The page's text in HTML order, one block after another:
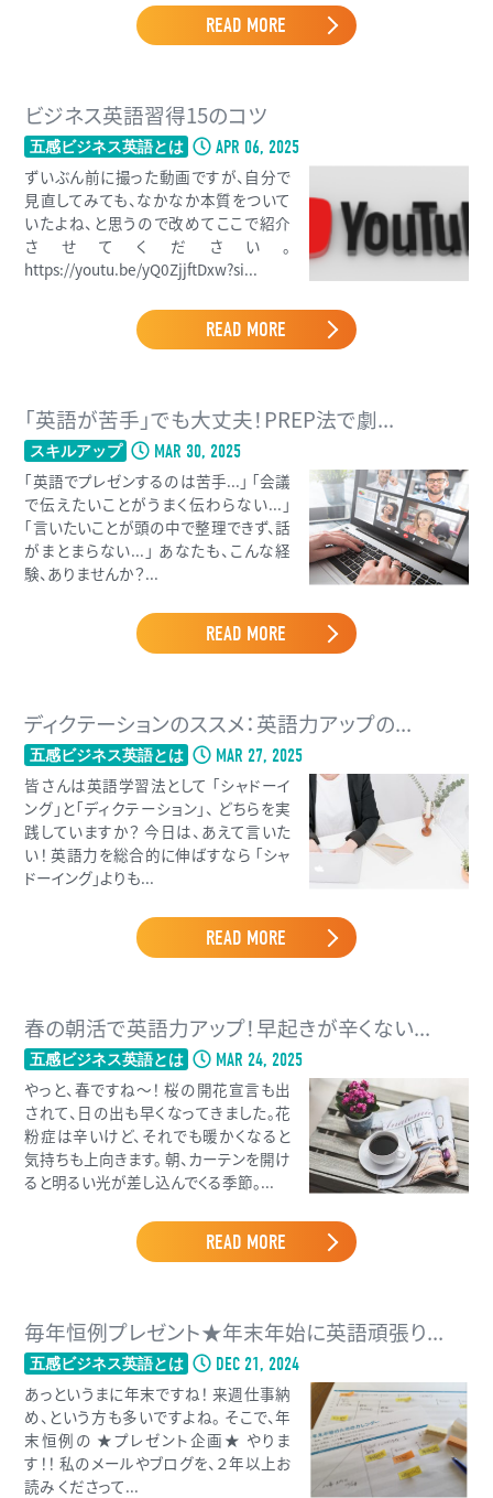
READ MORE
ビジネス英語習得15のコツ
五感ビジネス英語とは APR 06, 2025
ずいぶん前に撮った動画ですが、自分で
見直してみても、なかなか本質をついて
いたよね、と思うので改めてここで紹介
させてください。
https://youtu.be/yQ0ZjjftDxw?si...
READ MORE
「英語が苦手」でも大丈夫！PREP法で劇...
スキルアップ MAR 30, 2025
「英語でプレゼンするのは苦手...」 「会議
で伝えたいことがうまく伝わらない...」
「言いたいことが頭の中で整理できず、話
がまとまらない...」 あなたも、こんな経
験、ありませんか？...
READ MORE
ディクテーションのススメ：英語力アップの...
五感ビジネス英語とは MAR 27, 2025
皆さんは英語学習法として 「シャドーイ
ング」と「ディクテーション」、 どちらを実
践していますか？ 今日は、あえて言いた
い！ 英語力を総合的に伸ばすなら 「シャ
ドーイング」よりも...
READ MORE
春の朝活で英語力アップ！早起きが辛くない...
五感ビジネス英語とは MAR 24, 2025
やっと、春ですね〜！ 桜の開花宣言も出
されて、日の出も早くなってきました。花
粉症は辛いけど、それでも暖かくなると
気持ちも上向きます。 朝、カーテンを開け
ると明るい光が差し込んでくる季節。...
READ MORE
毎年恒例プレゼント★年末年始に英語頑張り...
五感ビジネス英語とは DEC 21, 2024
あっというまに年末ですね！ 来週仕事納
め、という方も多いですよね。 そこで、年
末恒例の ★プレゼント企画★ やりま
す！！ 私のメールやブログを、２年以上お
読み くださって...